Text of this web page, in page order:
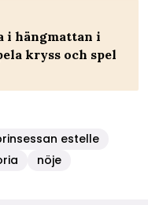
i hängmattan i
kryss och spel
estelle
nöje